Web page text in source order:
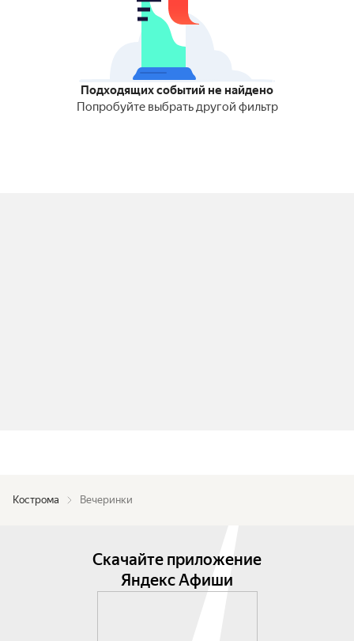
Подходящих событий не найдено
Попробуйте выбрать другой фильтр
Кострома Вечеринки
Скачайте приложение
Яндекс Афиши